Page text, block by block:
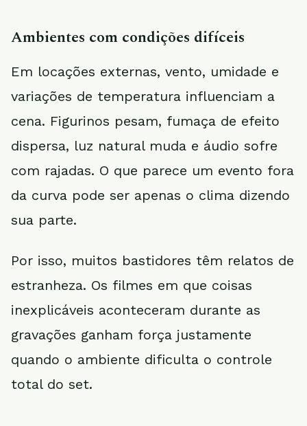
Ambientes com condições difíceis
Em locações externas, vento, umidade e
variações de temperatura influenciam a
cena. Figurinos pesam, fumaça de efeito
dispersa, luz natural muda e áudio sofre
com rajadas. O que parece um evento fora
da curva pode ser apenas o clima dizendo
sua parte.
Por isso, muitos bastidores têm relatos de
estranheza. Os filmes em que coisas
inexplicáveis aconteceram durante as
gravações ganham força justamente
quando o ambiente dificulta o controle
total do set.